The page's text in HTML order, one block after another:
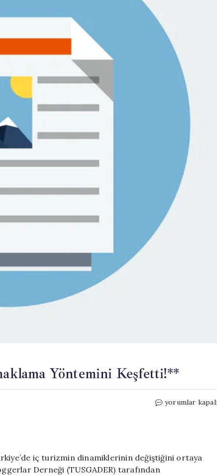
Yöntemini Keşfetti!**
Tatilciler
Keşfetti!**
için
yorumlar
iç turizmin dinamiklerinin değiştiğini ortaya
Derneği (TUSGADER) tarafından